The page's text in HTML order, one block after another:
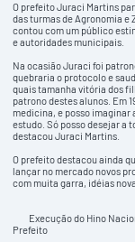
O prefeito Juraci Martins
das turmas de Agronomia e
contou com um público
e autoridades municipais.
Na ocasião Juraci foi
quebraria o protocolo e
quais tamanha vitória dos
patrono destes alunos. Em
medicina, e posso imaginar
estudo. Só posso desejar a
destacou Juraci Martins.
O prefeito destacou ainda
lançar no mercado novos
com muita garra, idéias
Execução do Hino
Prefeito